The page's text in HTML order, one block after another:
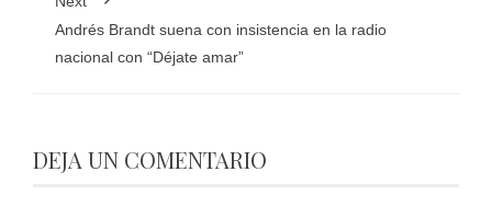
Andrés Brandt suena con insistencia en la radio
nacional con “Déjate amar”
DEJA UN COMENTARIO